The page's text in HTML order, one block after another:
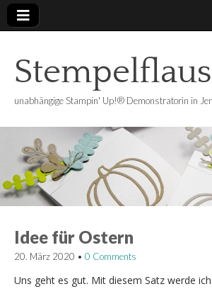
unabhängige Stampin' Up!® Demonstratorin in
Idee für Ostern
20. März 2020 • 0 Comments
Uns geht es gut. Mit diesem Satz werde